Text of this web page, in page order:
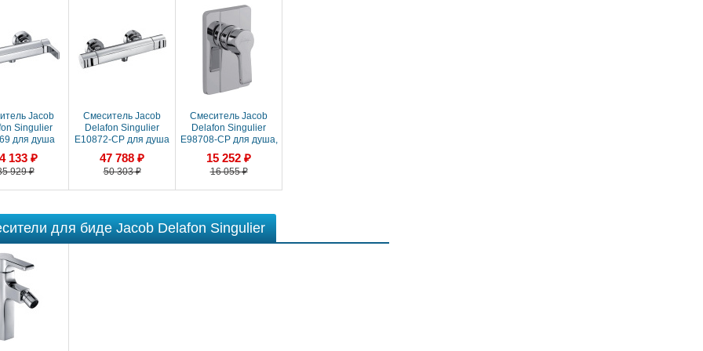
Jacob
Singulier
для душа
133 ₽
929 ₽
Смеситель Jacob
Delafon Singulier
E10872-CP для душа
термостатический
47 788 ₽
50 303 ₽
Смеситель Jacob
Delafon Singulier
E98708-CP для душа,
встраиваемый,
внешняя часть
15 252 ₽
16 055 ₽
для биде Jacob Delafon Singulier